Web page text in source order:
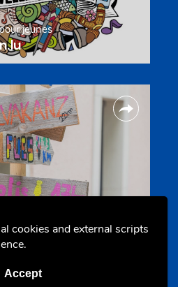
cookies and external scripts
Accept
jeunes